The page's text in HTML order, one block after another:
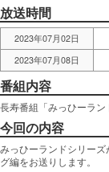
放送時間
2023年07月02日
2023年07月08日
番組内容
長寿番組「みっひーラ
今回の内容
みっひーランドシリー
グ編をお送りします。